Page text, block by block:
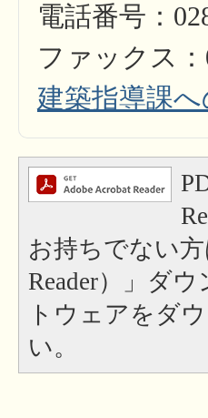
電話番号：
ファックス：
建築指導課
お持ちでない方
Reader）」ダ
トウェアをダ
い。